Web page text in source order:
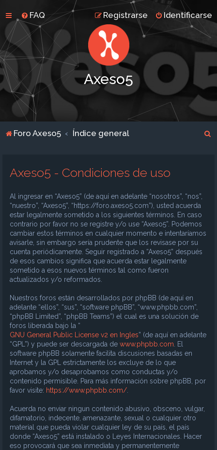
FAQ Identificarse
Registrarse
Axeso5
Foro Axeso5 Índice general
Axeso5 - Condiciones de uso
Al ingresar en “Axeso5” (de aquí en adelante “nosotros”, “nos”,
“nuestro”, “Axeso5”, “https://foro.axeso5.com”), usted acuerda
estar legalmente sometido a los siguientes términos. En caso
contrario por favor no se registre y/o use “Axeso5”. Podemos
cambiar estos términos en cualquier momento e intentaríamos
avisarle, sin embargo sería prudente que los revisase por su
cuenta periódicamente. Seguir registrado a “Axeso5” después
de esos cambios significa que acuerda estar legalmente
sometido a esos nuevos términos tal como fueron
actualizados y/o reformados.
Nuestros foros están desarrollados por phpBB (de aquí en
adelante “ellos”, “sus”, “software phpBB”, “www.phpbb.com”,
“phpBB Limited”, “phpBB Teams”) el cual es una solución de
foros liberada bajo la “
GNU General Public License v2 en Ingles” (de aquí en adelante
“GPL”) y puede ser descargada de www.phpbb.com . El
software phpBB solamente facilita discusiones basadas en
Internet y la GPL estrictamente los excluye de lo que
aprobamos y/o desaprobamos como conductas y/o
contenido permisible. Para más información sobre phpBB, por
favor visite: https://www.phpbb.com/
Acuerda no enviar ningun contenido abusivo, obsceno, vulgar,
difamatorio, indecente, amenazante, sexual o cualquier otro
material que pueda violar cualquier ley de su país, el país
donde “Axeso5” está instalado o Leyes Internacionales. Hacer
eso provocará que sea inmediata y permanentemente